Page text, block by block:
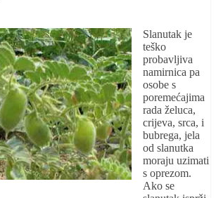
Slanutak je
teško
probavljiva
namirnica pa
osobe s
poremećajima
rada želuca,
crijeva, srca, i
bubrega, jela
od slanutka
moraju uzimati
s oprezom.
Ako se